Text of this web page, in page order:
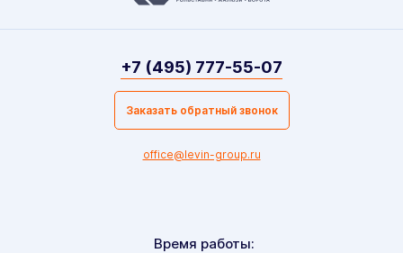
Время работы:
+7 (495) 777-55-07
Заказать обратный звонок
office@levin-group.ru